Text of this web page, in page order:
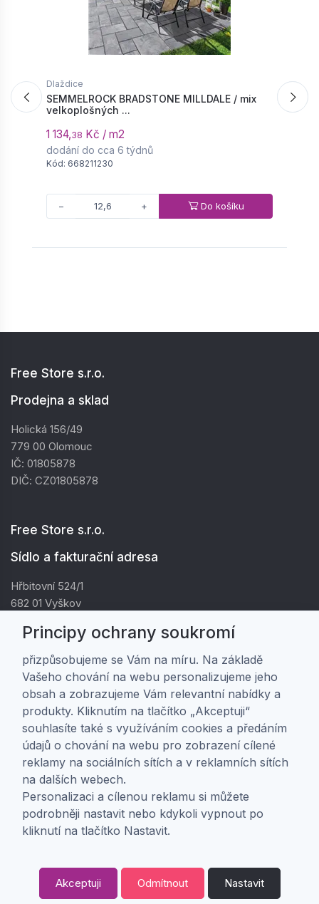
Dlaždice
SEMMELROCK BRADSTONE MILLDALE / mix
velkoplošných ...
1 134,38 Kč / m2
dodání do cca 6 týdnů
Kód: 668211230
− + Do košíku
Free Store s.r.o.
Prodejna a sklad
Holická 156/49
779 00 Olomouc
IČ: 01805878
DIČ: CZ01805878
Free Store s.r.o.
Sídlo a fakturační adresa
Hřbitovní 524/1
682 01 Vyškov
DIČ: CZ01805878
Zákaznická péče
Doprava a platba
Obchodní podmínky
Ochrana osobních údajů
Nastavení soukromí
O nás
0
Principy ochrany soukromí
přizpůsobujeme se Vám na míru. Na základě
Vašeho chování na webu personalizujeme jeho
obsah a zobrazujeme Vám relevantní nabídky a
produkty. Kliknutím na tlačítko „Akceptuji“
souhlasíte také s využíváním cookies a předáním
údajů o chování na webu pro zobrazení cílené
reklamy na sociálních sítích a v reklamních sítích
na dalších webech.
Personalizaci a cílenou reklamu si můžete
podrobněji nastavit nebo kdykoli vypnout po
kliknutí na tlačítko Nastavit.
Akceptuji Odmítnout Nastavit